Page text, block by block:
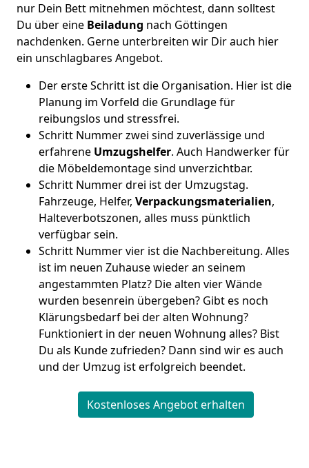
nur Dein Bett mitnehmen möchtest, dann solltest
Du über eine Beiladung nach Göttingen
nachdenken. Gerne unterbreiten wir Dir auch hier
ein unschlagbares Angebot.
Der erste Schritt ist die Organisation. Hier ist die
Planung im Vorfeld die Grundlage für
reibungslos und stressfrei.
Schritt Nummer zwei sind zuverlässige und
erfahrene Umzugshelfer. Auch Handwerker für
die Möbeldemontage sind unverzichtbar.
Schritt Nummer drei ist der Umzugstag.
Fahrzeuge, Helfer, Verpackungsmaterialien,
Halteverbotszonen, alles muss pünktlich
verfügbar sein.
Schritt Nummer vier ist die Nachbereitung. Alles
ist im neuen Zuhause wieder an seinem
angestammten Platz? Die alten vier Wände
wurden besenrein übergeben? Gibt es noch
Klärungsbedarf bei der alten Wohnung?
Funktioniert in der neuen Wohnung alles? Bist
Du als Kunde zufrieden? Dann sind wir es auch
und der Umzug ist erfolgreich beendet.
Kostenloses Angebot erhalten